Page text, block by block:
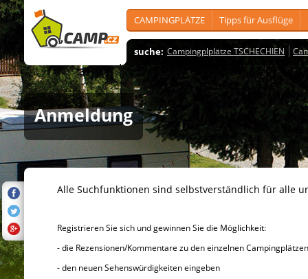
CAMPINGPLÄTZE Tipps für Ausflüge
suche: Campingplplätze TSCHECHIEN
Anmeldung
Alle Suchfunktionen sind selbstverständlich für alle
Registrieren Sie sich und gewinnen Sie die Möglichkeit:
- die Rezensionen/Kommentare zu den einzelnen
- den neuen Sehenswürdigkeiten eingeben